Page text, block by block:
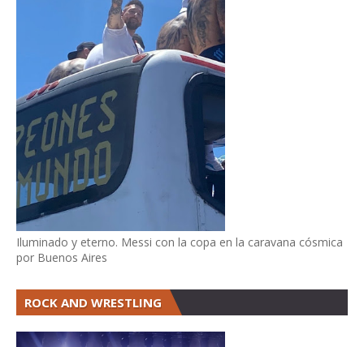
Iluminado y eterno. Messi con la copa en la caravana cósmica
por Buenos Aires
ROCK AND WRESTLING